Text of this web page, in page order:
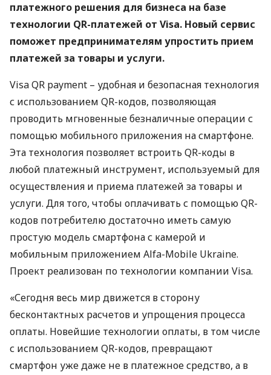
платежного решения для бизнеса на базе
технологии QR-платежей от Visa. Новый сервис
поможет предпринимателям упростить прием
платежей за товары и услуги.
Visa QR payment – удобная и безопасная технология
с использованием QR-кодов, позволяющая
проводить мгновенные безналичные операции с
помощью мобильного приложения на смартфоне.
Эта технология позволяет встроить QR-коды в
любой платежный инструмент, используемый для
осуществления и приема платежей за товары и
услуги. Для того, чтобы оплачивать с помощью QR-
кодов потребителю достаточно иметь самую
простую модель смартфона с камерой и
мобильным приложением Alfa-Mobile Ukraine.
Проект реализован по технологии компании Visa.
«Сегодня весь мир движется в сторону
бесконтактных расчетов и упрощения процесса
оплаты. Новейшие технологии оплаты, в том числе
с использованием QR-кодов, превращают
смартфон уже даже не в платежное средство, а в